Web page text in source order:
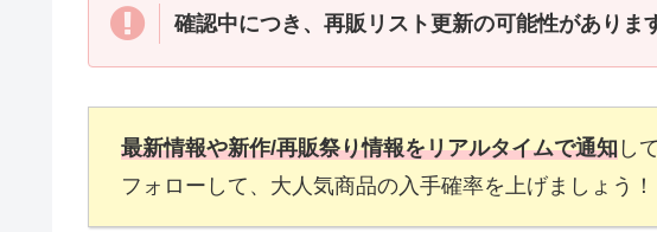
確認中につき、 再販リスト更新の可能性がありま
最新情報や新作/再販祭り情報をリアルタイムで通知 し
フォローして、大人気商品の入手確率を上げましょう！